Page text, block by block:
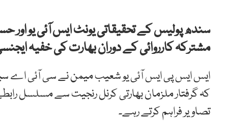
سندھ پولیس کے تحقیقاتی یونٹ ایس آئی یو
مشترکہ کارروائی کے دوران بھارت کی خفیہ ایجنسی ’را‘ سے تعلق
ایس ایس پی ایس آئی یو شعیب میمن نے سی آئی اے
کہ گرفتار ملزمان بھارتی کرنل رنجیت سے مسلسل
تصاویر فراہم کرتے رہے۔